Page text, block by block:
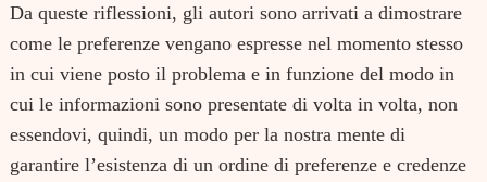
Da queste riflessioni, gli autori sono arrivati a dimostrare
come le preferenze vengano espresse nel momento stesso
in cui viene posto il problema e in funzione del modo in
cui le informazioni sono presentate di volta in volta, non
essendovi, quindi, un modo per la nostra mente di
garantire l’esistenza di un ordine di preferenze e credenze